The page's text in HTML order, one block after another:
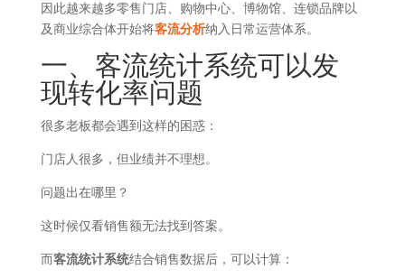
因此越来越多零售门店、购物中心、博物馆、连锁品牌以
及商业综合体开始将客流分析纳入日常运营体系。
一、客流统计系统可以发
现转化率问题
很多老板都会遇到这样的困惑：
门店人很多，但业绩并不理想。
问题出在哪里？
这时候仅看销售额无法找到答案。
而客流统计系统结合销售数据后，可以计算：